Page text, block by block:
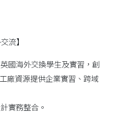
流】
海外交換學生及實習，創
廠資源提供企業實習、跨域
實務整合。